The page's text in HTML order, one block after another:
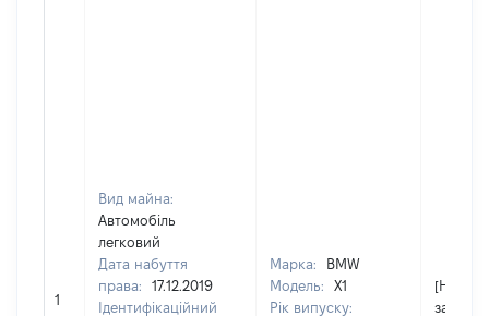
1
Вид майна:
Автомобіль
легковий
Дата набуття
права:
17.12.2019
Ідентифікаційний
Марка:
BMW
Модель:
X1
Рік випуску:
[Не